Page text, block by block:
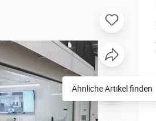
Ähnliche Artikel finden